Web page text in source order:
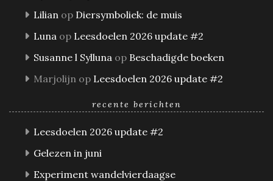
Lilian op Diersymboliek: de muis
Luna op Leesdoelen 2026 update #2
Susanne l Sylluna op Beschadigde boeken
Marjolijn op Leesdoelen 2026 update #2
recente berichten
Leesdoelen 2026 update #2
Gelezen in juni
Experiment wandelvierdaagse